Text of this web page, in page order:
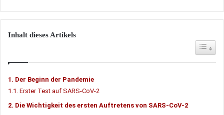
Inhalt dieses Artikels
Toggle
Der Beginn der Pandemie
Erster Test auf SARS-CoV-2
Die Wichtigkeit des ersten Auftretens von SARS-CoV-2